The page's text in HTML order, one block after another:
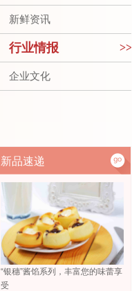
新鲜资讯
行业情报 >>
企业文化
新品速递
“银穗”酱馅系列，丰富您的味蕾享
受